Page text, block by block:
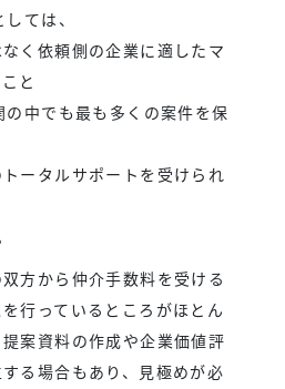
ては、
く依頼側の企業に適したマ
と
中でも最も多くの案件を保
ータルサポートを受けられ
方から仲介手数料を受ける
行っているところがほとん
案資料の作成や企業価値評
る場合もあり、見極めが必